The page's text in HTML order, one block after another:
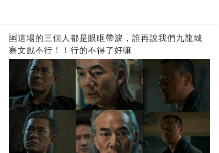
🆘這場的三個人都是眼眶帶淚，誰再說我們九龍城
寨文戲不行！！行的不得了好嘛